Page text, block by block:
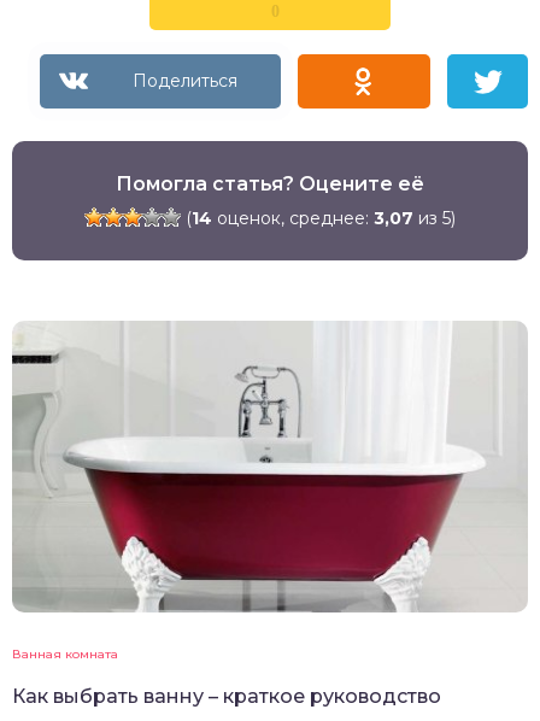
0
Помогла статья? Оцените её
(14 оценок, среднее: 3,07 из 5)
Ванная комната
Как выбрать ванну – краткое руководство